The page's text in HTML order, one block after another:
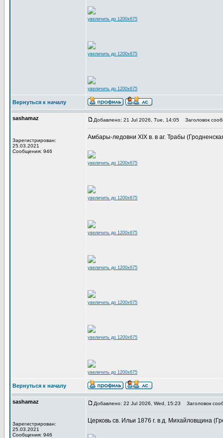
увеличить до 1200x675
увеличить до 1200x675
увеличить до 1200x675
Вернуться к началу
sashamaz
Зарегистрирован:
25.03.2021
Сообщения: 946
Добавлено: 21 Jul 2026, Tue, 14:05 Заголовок
Амбары-ледовни XIX в. в аг. Трабы
увеличить до 1200x675
увеличить до 1200x675
увеличить до 1200x675
увеличить до 1200x675
увеличить до 1200x675
увеличить до 1200x675
увеличить до 1200x675
Вернуться к началу
sashamaz
Зарегистрирован:
25.03.2021
Сообщения: 946
Добавлено: 22 Jul 2026, Wed, 15:23 Заголовок
Церковь св. Ильи 1876 г. в д. Михайловщина